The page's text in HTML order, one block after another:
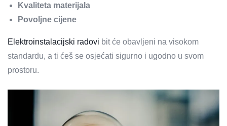
Kvaliteta materijala
Povoljne cijene
Elektroinstalacijski radovi bit će obavljeni na visokom
standardu, a ti ćeš se osjećati sigurno i ugodno u svom
prostoru.